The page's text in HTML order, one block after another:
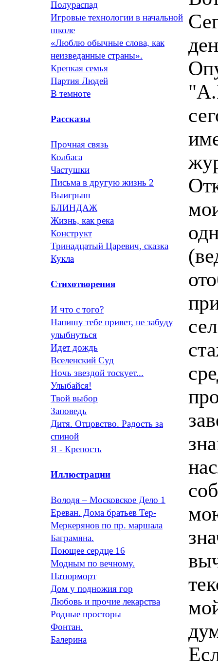
Полураспад
Игровые технологии в начальной
школе
«Люблю обычные слова, как
неизведанные страны».
Крепкая семья
Партия Людей
В темноте
Рассказы
Прочная связь
Колбаса
Частушки
Письма в другую жизнь 2
Выигрыш
БЛИНДАЖ
Жизнь, как река
Конструкт
Тринадцатый Царевич, сказка
Кукла
Стихотворения
И что с того?
Напишу тебе привет, не забуду
улыбнуться
Идет дождь
Вселенский Суд
Ночь звездой тоскует...
Улыбайся!
Твой выбор
Заповедь
Дитя. Отцовство. Радость за
спиной
Я - Крепость
Иллюстрации
Володя – Московское Дело 1
Ереван. Дома братьев Тер-
Меркерянов по пр. маршала
Баграмяна.
Поющее сердце 16
Модным по вечному.
Натюрморт
Дом у подножия гор
Любовь и прочие лекарства
Родные просторы
Фонтан.
Балерина